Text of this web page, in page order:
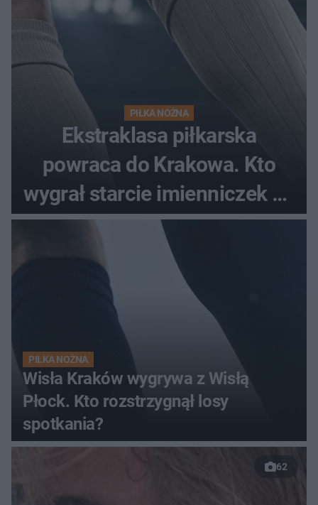
PIŁKA NOŻNA
Ekstraklasa piłkarska
powraca do Krakowa. Kto
wygrał starcie imienniczek na
pełnym stadionie
PIŁKA NOŻNA
Wisła Kraków wygrywa z Wisłą
Płock. Kto rozstrzygnął losy
spotkania?
62